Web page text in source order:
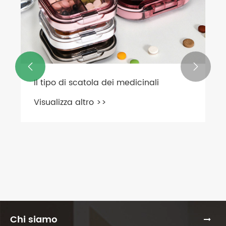
 
Chi siamo